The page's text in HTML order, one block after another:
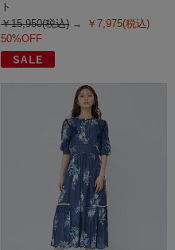
ト
￥15,950(税込)
￥7,975(税込)
50%OFF